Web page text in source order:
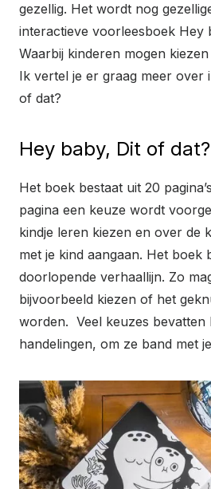
gezellig. Het wordt nog
interactieve voorleesboek Hey
Waarbij kinderen mogen
Ik vertel je er graag meer over
of dat?
Hey baby, Dit of dat?
Het boek bestaat uit 20
pagina een keuze wordt
kindje leren kiezen en over de
met je kind aangaan. Het boek
doorlopende verhaallijn. Zo
bijvoorbeeld kiezen of het
worden. Veel keuzes bevatten
handelingen, om ze band met